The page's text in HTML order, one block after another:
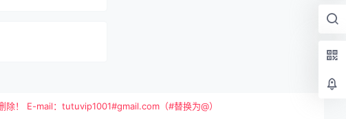
！ E-mail：tutuvip1001#gmail.com（#替换为@）